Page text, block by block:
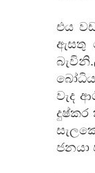
එය
ඇසතු
වැද
දුෂ්කර
ජනයා